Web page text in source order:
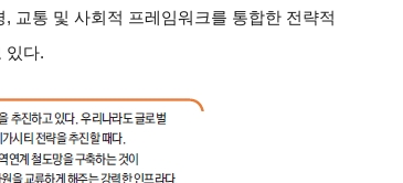
교통 및 사회적 프레임워크를 통합한 전략적
있다.